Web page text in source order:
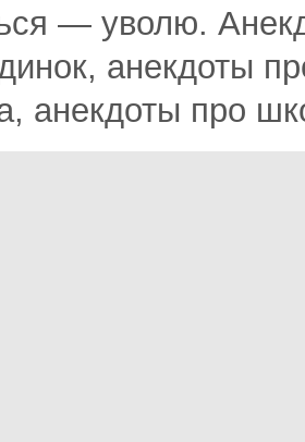
— уволю.
анекдоты
анекдоты про